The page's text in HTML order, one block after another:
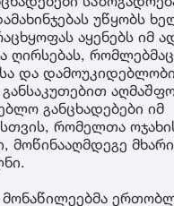
უწყობს
აყენებს იმ
ღირსებას,
და
განცხადებები იმ
რომელთა
მოწინააღმდეგე